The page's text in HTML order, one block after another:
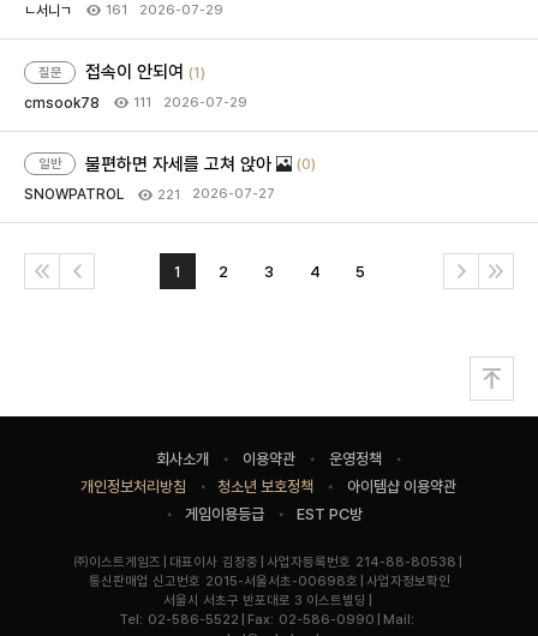
ㄴ서니ㄱ 161 2026-07-29
질문 접속이 안되여 (1)
cmsook78 111 2026-07-29
일반 불편하면 자세를 고쳐 앉아 (0)
SNOWPATROL 221 2026-07-27
처
이
1 2 3 4 5
다
마
로
맨
위
로
회사소개 이용약관
운영정책
개인정보처리방침
청소년 보호정책
아이템샵 이용약관
게임이용등급
EST PC방
기
업
명
㈜이스트게임즈 대표이사 김장중 사업자등록번호 214-88-80538
통신판매업 신고번호 2015-서울서초-00698호
사
업
자
정
사업자정보확인
주
소
서울시 서초구 반포대로 3 이스트빌딩
Tel: 02-586-5522 Fax: 02-586-0990
Mail: